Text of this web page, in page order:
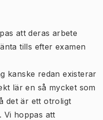
att deras arbete
tills efter examen
kanske redan existerar
lär en så mycket som
det är ett otroligt
Vi hoppas att